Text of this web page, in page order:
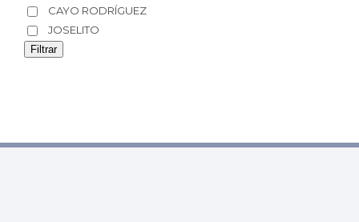
CAYO RODRÍGUEZ
JOSELITO
Filtrar